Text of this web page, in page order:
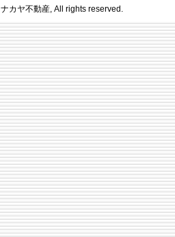
ナカヤ不動産, All rights reserved.